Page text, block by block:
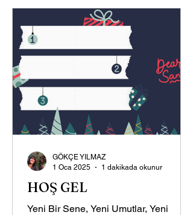
HOŞ GEL
Yeni Bir Sene, Yeni Umutlar, Yeni
GÖKÇE YILMAZ
1 Oca 2025
1 dakikada okunur